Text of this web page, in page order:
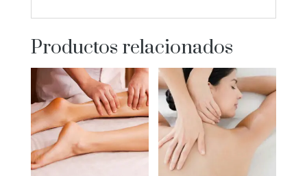
Productos relacionados